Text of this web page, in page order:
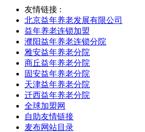
友情链接 :
北京益年养老发展有限公司
益年养老连锁加盟
濮阳益年养老连锁分院
雅安益年养老分院
商丘益年养老分院
固安益年养老分院
天津益年养老分院
迁西益年养老分院
全球加盟网
自助友情链接
麦布网站目录